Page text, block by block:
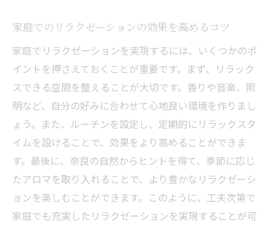
家庭でのリラクゼーションの効果を高めるコツ
家庭でリラクゼーションを実現するには、いくつかのポ
イントを押さえておくことが重要です。まず、リラック
スできる空間を整えることが大切です。香りや音楽、照
明など、自分の好みに合わせて心地良い環境を作りまし
ょう。また、ルーチンを設定し、定期的にリラックスタ
イムを設けることで、効果をより高めることができま
す。最後に、奈良の自然からヒントを得て、季節に応じ
たアロマを取り入れることで、より豊かなリラクゼーシ
ョンを楽しむことができます。このように、工夫次第で
家庭でも充実したリラクゼーションを実現することが可